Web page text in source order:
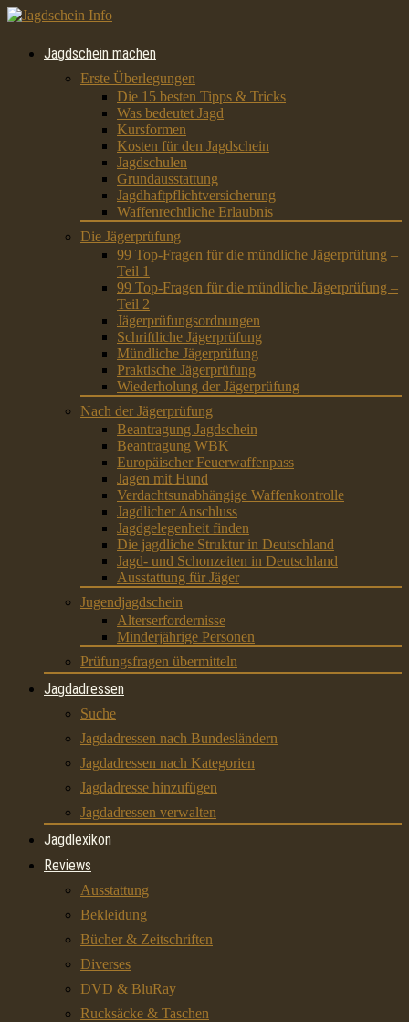
Jagdschein machen
Erste Überlegungen
Die 15 besten Tipps & Tricks
Was bedeutet Jagd
Kursformen
Kosten für den Jagdschein
Jagdschulen
Grundausstattung
Jagdhaftpflichtversicherung
Waffenrechtliche Erlaubnis
Die Jägerprüfung
99 Top-Fragen für die mündliche Jägerprüfung –
Teil 1
99 Top-Fragen für die mündliche Jägerprüfung –
Teil 2
Jägerprüfungsordnungen
Schriftliche Jägerprüfung
Mündliche Jägerprüfung
Praktische Jägerprüfung
Wiederholung der Jägerprüfung
Nach der Jägerprüfung
Beantragung Jagdschein
Beantragung WBK
Europäischer Feuerwaffenpass
Jagen mit Hund
Verdachtsunabhängige Waffenkontrolle
Jagdlicher Anschluss
Jagdgelegenheit finden
Die jagdliche Struktur in Deutschland
Jagd- und Schonzeiten in Deutschland
Ausstattung für Jäger
Jugendjagdschein
Alterserfordernisse
Minderjährige Personen
Prüfungsfragen übermitteln
Jagdadressen
Suche
Jagdadressen nach Bundesländern
Jagdadressen nach Kategorien
Jagdadresse hinzufügen
Jagdadressen verwalten
Jagdlexikon
Reviews
Ausstattung
Bekleidung
Bücher & Zeitschriften
Diverses
DVD & BluRay
Rucksäcke & Taschen